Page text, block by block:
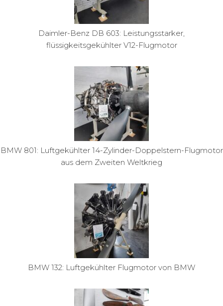
Daimler-Benz DB 603: Leistungsstarker,
flüssigkeitsgekühlter V12-Flugmotor
BMW 801: Luftgekühlter 14-Zylinder-Doppelstern-Flugmotor
aus dem Zweiten Weltkrieg
BMW 132: Luftgekühlter Flugmotor von BMW